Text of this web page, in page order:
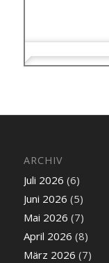
ARCHIV
Juli 2026 (6)
Juni 2026 (5)
Mai 2026 (7)
April 2026 (8)
März 2026 (7)